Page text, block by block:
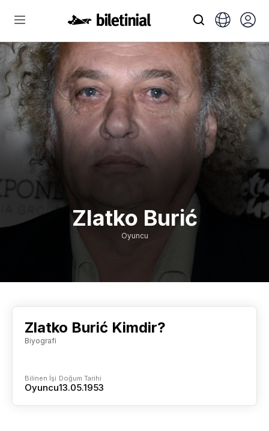
Zlatko Burić
Oyuncu
Zlatko Burić Kimdir?
Biyografi
Bilinen İşi
Oyuncu
Doğum Tarihi
13.05.1953